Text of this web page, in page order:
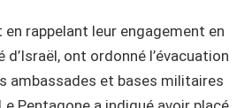
rappelant leur engagement en
ont ordonné l’évacuation
ambassades et bases militaires